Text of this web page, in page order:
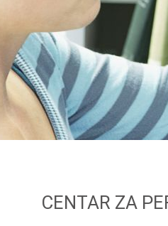
CENTAR ZA